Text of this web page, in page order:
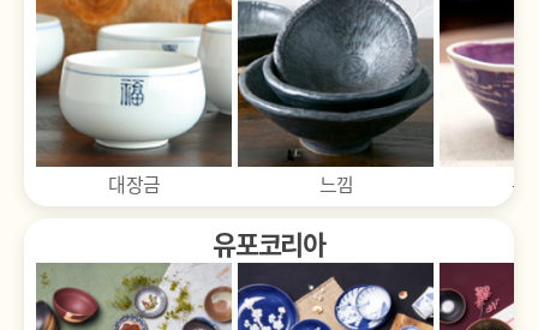
기타류
느낌 은하수
유포코리아